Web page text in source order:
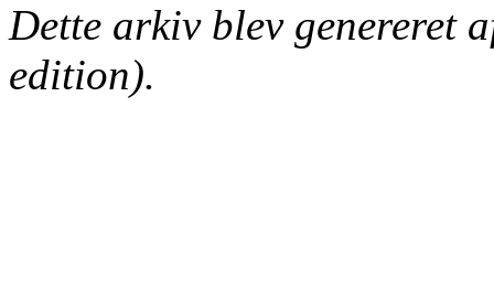
Dette arkiv blev genereret
edition).